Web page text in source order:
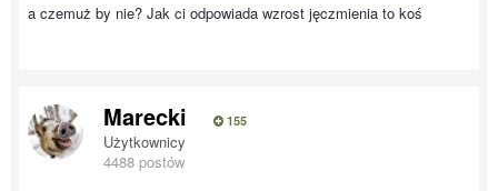
a czemuż by nie? Jak ci odpowiada wzrost jęczmienia to koś
Marecki 155
Użytkownicy
4488 postów